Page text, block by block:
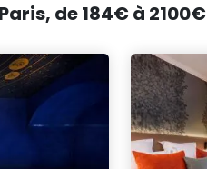
de 184€ à